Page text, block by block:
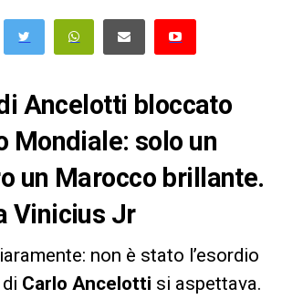
Ancelotti bloccato
Mondiale: solo un
un Marocco brillante.
Vinicius Jr
non è stato l’esordio
di Carlo Ancelotti si aspettava.